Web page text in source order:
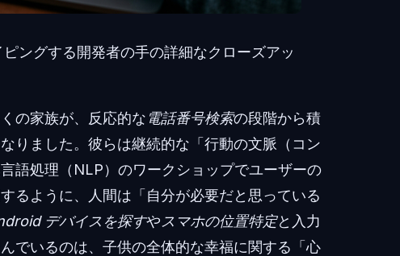
ングする開発者の手の詳細なクローズアッ
の家族が、反応的な 電話番号検索の段階から積
りました。彼らは継続的な「行動の文脈（コン
語処理（NLP）のワークショップでユーザーの
るように、人間は「自分が必要だと思っている
デバイスを探すや スマホの位置特定と入力
でいるのは、子供の全体的な幸福に関する「心